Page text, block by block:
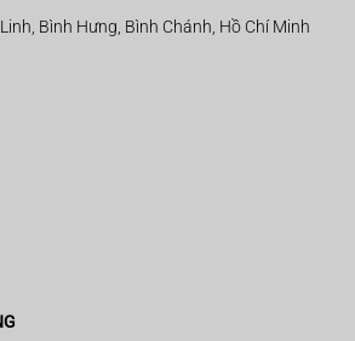
Bình Hưng, Bình Chánh, Hồ Chí Minh